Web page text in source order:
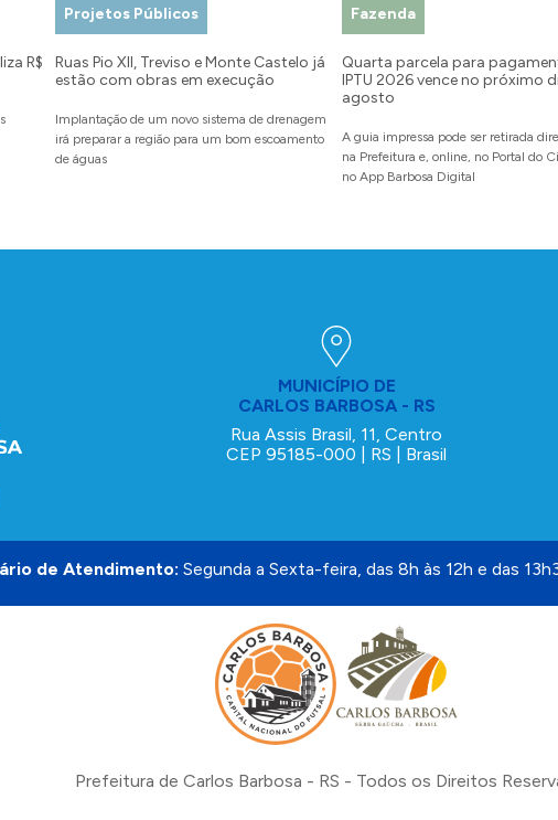
R$
Projetos Públicos
Ruas Pio XII, Treviso e Monte Castelo já
estão com obras em execução
Implantação de um novo sistema de drenagem
irá preparar a região para um bom escoamento
de águas
Fazenda
Quarta parcela para
IPTU 2026 vence no próximo
agosto
A guia impressa pode ser retirada
na Prefeitura e, online, no Portal do
no App Barbosa Digital
MUNICÍPIO DE
CARLOS BARBOSA - RS
Rua Assis Brasil, 11, Centro
CEP 95185-000 | RS | Brasil
de Atendimento: Segunda a Sexta-feira, das 8h às 12h e das
Prefeitura de Carlos Barbosa - RS - Todos os Direitos